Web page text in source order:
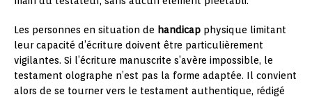
Les personnes en situation de handicap physique limitant
leur capacité d’écriture doivent être particulièrement
vigilantes. Si l’écriture manuscrite s’avère impossible, le
testament olographe n’est pas la forme adaptée. Il convient
alors de se tourner vers le testament authentique, rédigé